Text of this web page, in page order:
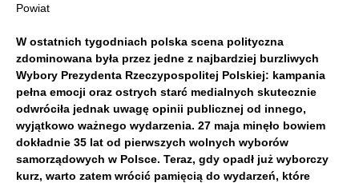
Powiat
W ostatnich tygodniach polska scena polityczna
zdominowana była przez jedne z najbardziej burzliwych
Wybory Prezydenta Rzeczypospolitej Polskiej: kampania
pełna emocji oraz ostrych starć medialnych skutecznie
odwróciła jednak uwagę opinii publicznej od innego,
wyjątkowo ważnego wydarzenia. 27 maja minęło bowiem
dokładnie 35 lat od pierwszych wolnych wyborów
samorządowych w Polsce. Teraz, gdy opadł już wyborczy
kurz, warto zatem wrócić pamięcią do wydarzeń, które